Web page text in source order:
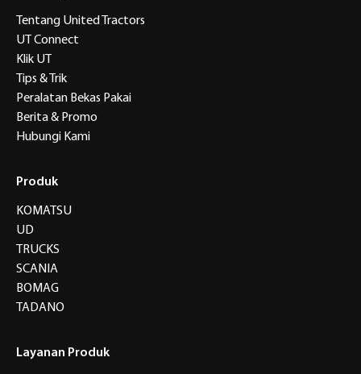
Tentang United Tractors
UT Connect
Klik UT
Tips & Trik
Peralatan Bekas Pakai
Berita & Promo
Hubungi Kami
Produk
KOMATSU
UD
TRUCKS
SCANIA
BOMAG
TADANO
Layanan Produk